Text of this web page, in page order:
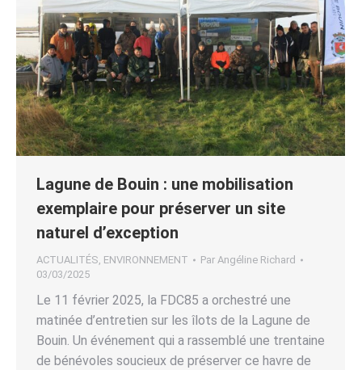
Lagune de Bouin : une mobilisation
exemplaire pour préserver un site
naturel d’exception
ACTUALITÉS, ENVIRONNEMENT Par Angéline Richard
03/03/2025
Le 11 février 2025, la FDC85 a orchestré une
matinée d’entretien sur les îlots de la Lagune de
Bouin. Un événement qui a rassemblé une trentaine
de bénévoles soucieux de préserver ce havre de